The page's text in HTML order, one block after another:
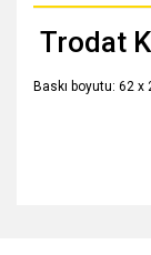
Trodat
Baskı boyutu: 62